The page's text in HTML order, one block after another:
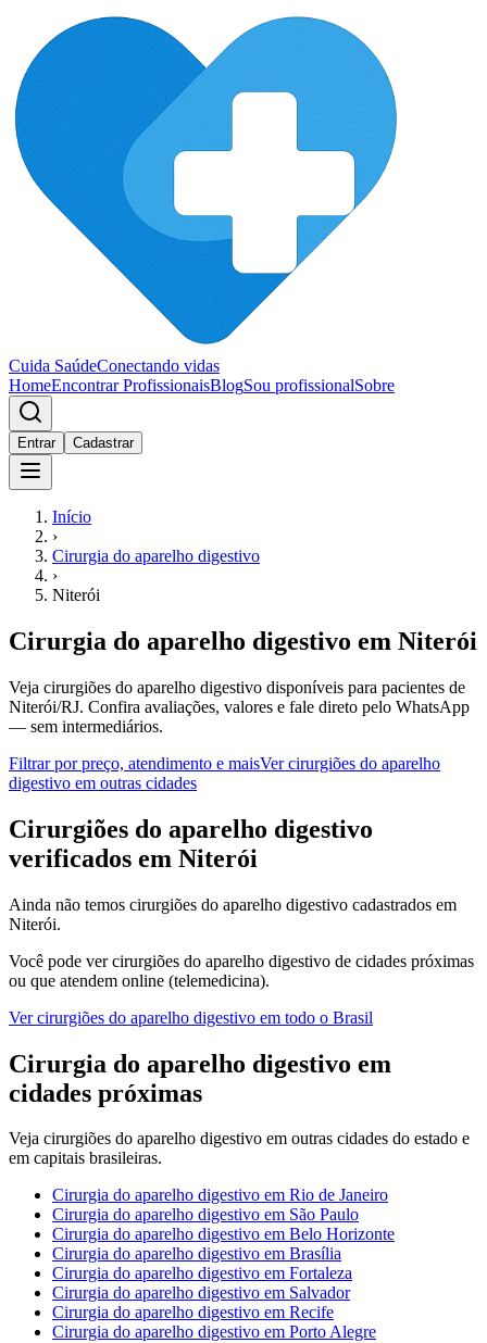
Cuida SaúdeConectando vidas
HomeEncontrar ProfissionaisBlogSou profissionalSobre
Entrar Cadastrar
Início
›
Cirurgia do aparelho digestivo
›
Niterói
Cirurgia do aparelho digestivo em Niterói
Veja cirurgiões do aparelho digestivo disponíveis para pacientes de
Niterói/RJ. Confira avaliações, valores e fale direto pelo WhatsApp
— sem intermediários.
Filtrar por preço, atendimento e maisVercirurgiões do aparelho
digestivo em outras cidades
Cirurgiões do aparelho digestivo
verificados em Niterói
Ainda não temos cirurgiões do aparelho digestivo cadastrados em
Niterói.
Você pode vercirurgiões do aparelho digestivo de cidades próximas
ou que atendem online (telemedicina).
Vercirurgiões do aparelho digestivo em todo o Brasil
Cirurgia do aparelho digestivo em
cidades próximas
Veja cirurgiões do aparelho digestivo em outras cidades do estado e
em capitais brasileiras.
Cirurgia do aparelho digestivo em Rio de Janeiro
Cirurgia do aparelho digestivo em São Paulo
Cirurgia do aparelho digestivo em Belo Horizonte
Cirurgia do aparelho digestivo em Brasília
Cirurgia do aparelho digestivo em Fortaleza
Cirurgia do aparelho digestivo em Salvador
Cirurgia do aparelho digestivo em Recife
Cirurgia do aparelho digestivo em Porto Alegre